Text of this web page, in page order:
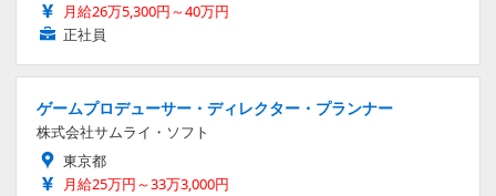
月給26万5,300円～40万円
正社員
ゲームプロデューサー・ディレクター・プランナー
株式会社サムライ・ソフト
東京都
月給25万円～33万3,000円